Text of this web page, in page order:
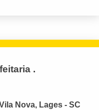
.
Nova, Lages - SC